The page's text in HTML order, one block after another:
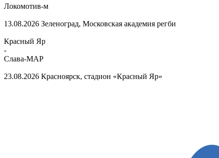
Локомотив-м
13.08.2026 Зеленоград, Московская академия регби
Красный Яр
-
Слава-МАР
23.08.2026 Красноярск, стадион «Красный Яр»